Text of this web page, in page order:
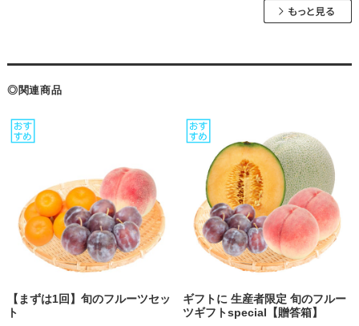
◎関連商品
【まずは1回】旬のフルーツセッ
ト
ギフトに 生産者限定 旬のフルー
ツギフトspecial【贈答箱】